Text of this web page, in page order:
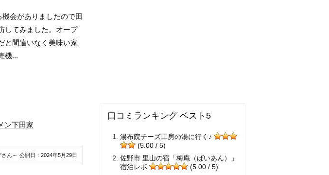
会がありましたので田
してみました。オープ
と間違いなく美味い家
機...
ン下田家
ん～ 公開日： 2024年5月29日
口コミランキング ベスト5
湯布院チーズ工房の湯に行く♪
(5.00 / 5)
佐野市 里山の宿「梅庵（ばいあん）」
宿泊レポ
(5.00 / 5)